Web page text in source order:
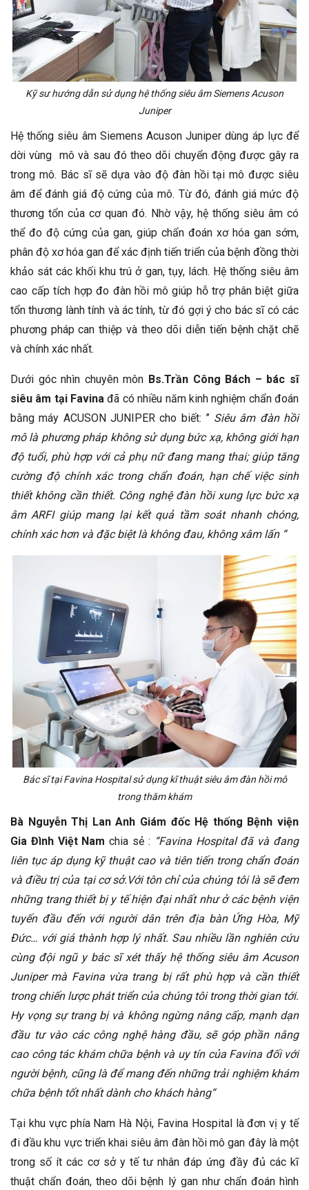
Kỹ sư hướng dẫn sử dụng hệ thống siêu âm Siemens Acuson
Juniper
Hệ thống siêu âm Siemens Acuson Juniper dùng áp lực để
dời vùng mô và sau đó theo dõi chuyển động được gây ra
trong mô. Bác sĩ sẽ dựa vào độ đàn hồi tại mô được siêu
âm để đánh giá độ cứng của mô. Từ đó, đánh giá mức độ
thương tổn của cơ quan đó. Nhờ vậy, hệ thống siêu âm có
thể đo độ cứng của gan, giúp chẩn đoán xơ hóa gan sớm,
phân độ xơ hóa gan để xác định tiến triển của bệnh đồng thời
khảo sát các khối khu trú ở gan, tụy, lách. Hệ thống siêu âm
cao cấp tích hợp đo đàn hồi mô giúp hỗ trợ phân biệt giữa
tổn thương lành tính và ác tính, từ đó gợi ý cho bác sĩ có các
phương pháp can thiệp và theo dõi diễn tiến bệnh chặt chẽ
và chính xác nhất.
Dưới góc nhìn chuyên môn Bs.Trần Công Bách – bác sĩ
siêu âm tại Favinađã có nhiều năm kinh nghiệm chẩn đoán
bằng máy ACUSON JUNIPER cho biết: ” Siêu âm đàn hồi
mô là phương pháp không sử dụng bức xạ, không giới hạn
độ tuổi, phù hợp với cả phụ nữ đang mang thai; giúp tăng
cường độ chính xác trong chẩn đoán, hạn chế việc sinh
thiết không cần thiết. Công nghệ đàn hồi xung lực bức xạ
âm ARFI giúp mang lại kết quả tầm soát nhanh chóng,
chính xác hơn và đặc biệt là không đau, không xâm lấn “
Bác sĩ tại Favina Hospital sử dụng kĩ thuật siêu âm đàn hồi mô
trong thăm khám
Bà Nguyễn Thị Lan Anh Giám đốc Hệ thống Bệnh viện
Gia Đình Việt Nam chia sẻ : “Favina Hospital đã và đang
liên tục áp dụng kỹ thuật cao và tiên tiến trong chẩn đoán
và điều trị của tại cơ sở. Với tôn chỉ của chúng tôi là sẽ đem
những trang thiết bị y tế hiện đại nhất như ở các bệnh viện
tuyến đầu đến với người dân trên địa bàn Ứng Hòa, Mỹ
Đức… với giá thành hợp lý nhất. Sau nhiều lần nghiên cứu
cùng đội ngũ y bác sĩxét thấy hệ thống siêu âm Acuson
Juniper mà Favina vừa trang bị rất phù hợp và cần thiết
trong chiến lược phát triển của chúng tôi trong thời gian tới.
Hy vọng sự trang bị và không ngừng nâng cấp, mạnh dạn
đầu tư vào các công nghệ hàng đầu, sẽ góp phần nâng
cao công tác khám chữa bệnh và uy tín của Favina đối với
người bệnh, cũng là để mang đến những trải nghiệm khám
chữa bệnh tốt nhất dành cho khách hàng“
Tại khu vực phía Nam Hà Nội, Favina Hospital
là đơn vị y tế
đi đầu khu vực triển khai siêu âm đàn hồi mô gan đây là một
trong số ít các cơ sở y tế tư nhân đáp ứng đầy đủ các kĩ
thuật chẩn đoán, theo dõi bệnh lý gan như chẩn đoán hình